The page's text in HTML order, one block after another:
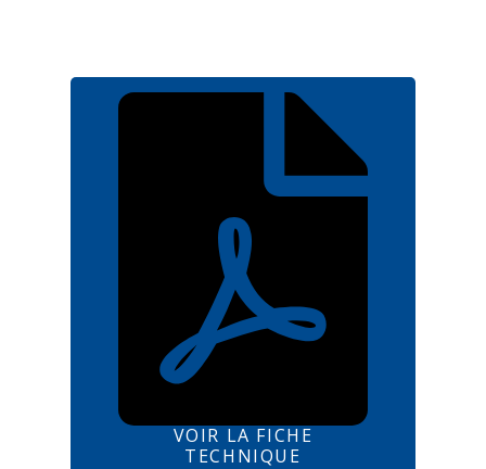
VOIR LA FICHE
TECHNIQUE